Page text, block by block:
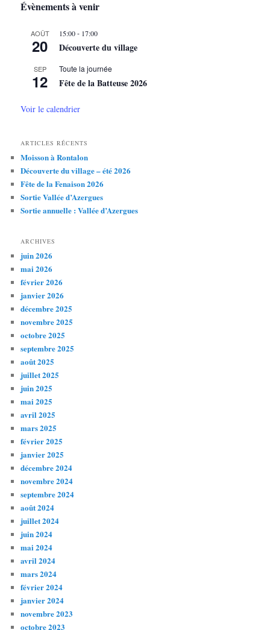
h
Évènements à venir
AOÛT
20
15:00- 17:00
Découverte du village
SEP
12
Toute la journée
Fête de la Batteuse 2026
Voir le calendrier
ARTICLES RÉCENTS
Moisson à Rontalon
Découverte du village – été 2026
Fête de la Fenaison 2026
Sortie Vallée d’Azergues
Sortie annuelle : Vallée d’Azergues
ARCHIVES
juin 2026
mai 2026
février 2026
janvier 2026
décembre 2025
novembre 2025
octobre 2025
septembre 2025
août 2025
juillet 2025
juin 2025
mai 2025
avril 2025
mars 2025
février 2025
janvier 2025
décembre 2024
novembre 2024
septembre 2024
août 2024
juillet 2024
juin 2024
mai 2024
avril 2024
mars 2024
février 2024
janvier 2024
novembre 2023
octobre 2023